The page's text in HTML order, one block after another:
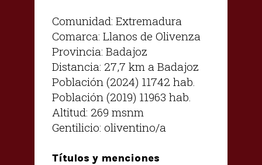
Comunidad: Extremadura
Comarca: Llanos de Olivenza
Provincia: Badajoz
Distancia: 27,7 km a Badajoz
Población (2024) 11742 hab.
Población (2019) 11963 hab.
Altitud: 269 msnm
Gentilicio: oliventino/a
Títulos y menciones